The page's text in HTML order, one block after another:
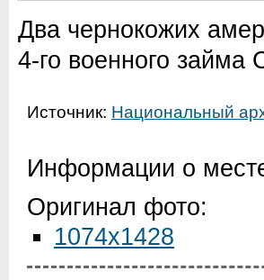
Два чернокожих
4-го военного
Источник: Национальный
Информации о
Оригинал фото:
1074x1428